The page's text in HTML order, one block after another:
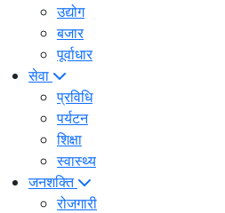
उद्योग
बजार
पूर्वाधार
सेवा
प्रविधि
पर्यटन
शिक्षा
स्वास्थ्य
जनशक्ति
रोजगारी